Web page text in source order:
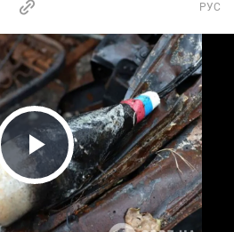
РУС
Play Video